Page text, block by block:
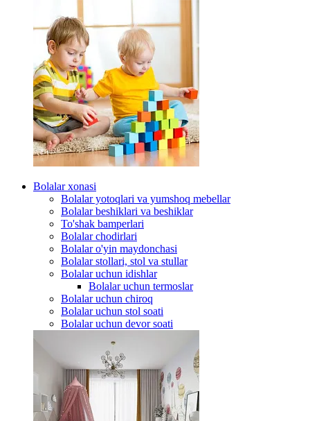
Bolalar xonasi
Bolalar yotoqlari va yumshoq mebellar
Bolalar beshiklari va beshiklar
To'shak bamperlari
Bolalar chodirlari
Bolalar o'yin maydonchasi
Bolalar stollari, stol va stullar
Bolalar uchun idishlar
Bolalar uchun termoslar
Bolalar uchun chiroq
Bolalar uchun stol soati
Bolalar uchun devor soati